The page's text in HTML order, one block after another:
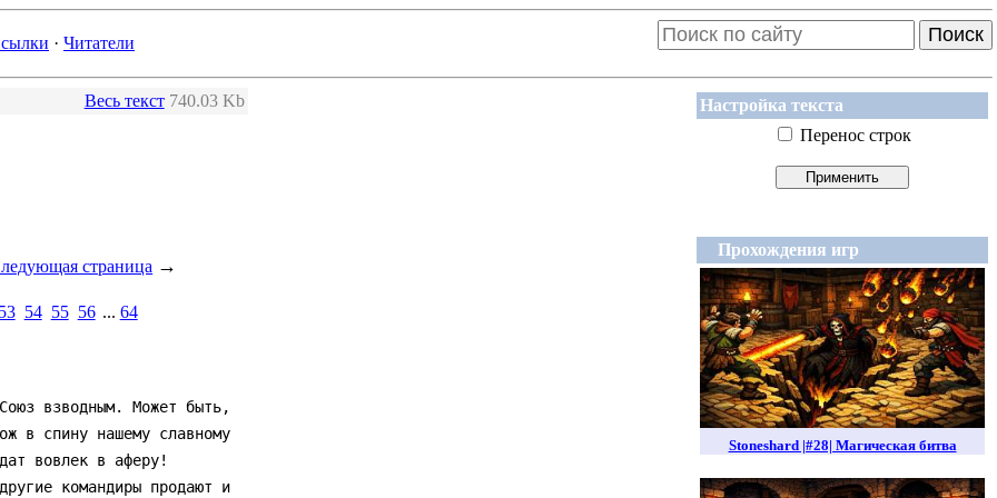
· Читатели Поиск
Настройка текста
Перенос строк
Прохождения игр
Stoneshard |#28| Магическая битва
Весь текст 740.03 Kb
страница →
53 54 55 56 ... 64